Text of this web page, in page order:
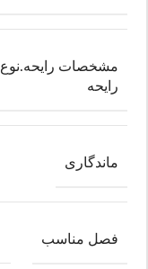
مشخصات رایحه.نوع
رایحه
ماندگاری
فصل مناسب